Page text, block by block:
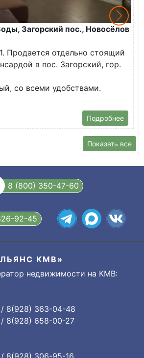
Загорский пос., Новосёлов
Продается отдельно стоящий
в пос. Загорский, гор.
со всеми удобствами.
Подробнее
Показать все
8 (800) 350-47-60
92-45
КМВ»
недвижимости на КМВ:
8(928) 363-04-48
8(928) 658-00-27
8(928) 306-95-16